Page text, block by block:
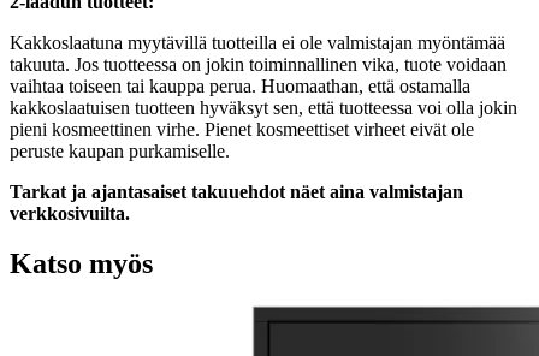
Kakkoslaatuna myytävillä tuotteilla ei ole valmistajan myöntämää
takuuta. Jos tuotteessa on jokin toiminnallinen vika, tuote voidaan
vaihtaa toiseen tai kauppa perua. Huomaathan, että ostamalla
kakkoslaatuisen tuotteen hyväksyt sen, että tuotteessa voi olla jokin
pieni kosmeettinen virhe. Pienet kosmeettiset virheet eivät ole
peruste kaupan purkamiselle.
Tarkat ja ajantasaiset takuuehdot näet aina valmistajan
verkkosivuilta.
Katso myös